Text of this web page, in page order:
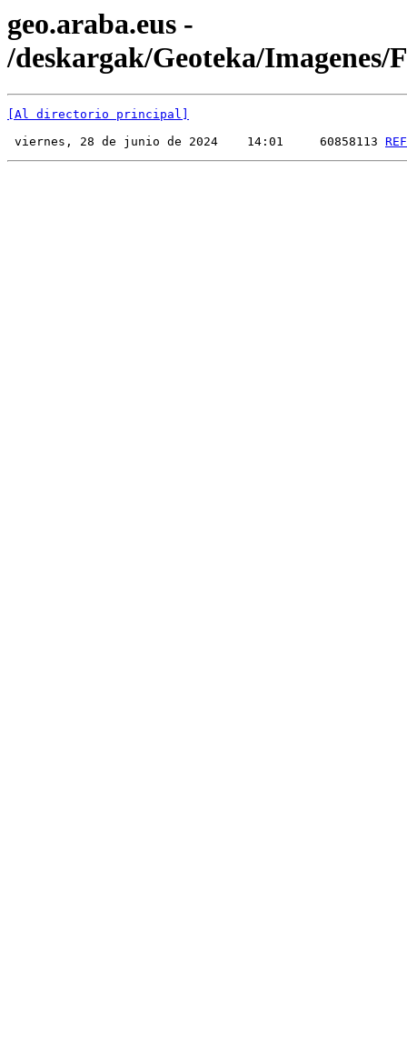
geo.araba.eus -
/deskargak/Geoteka/Imagenes/
[Al directorio principal]
viernes, 28 de junio de 2024    14:01     60858113